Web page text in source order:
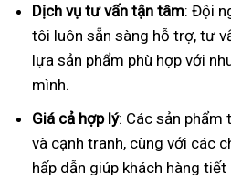
Dịch vụ tư vấn tận tâm: Đội
tôi luôn sẵn sàng hỗ trợ, tư
lựa sản phẩm phù hợp với
mình.
Giá cả hợp lý: Các sản phẩm
và cạnh tranh, cùng với các
hấp dẫn giúp khách hàng tiết